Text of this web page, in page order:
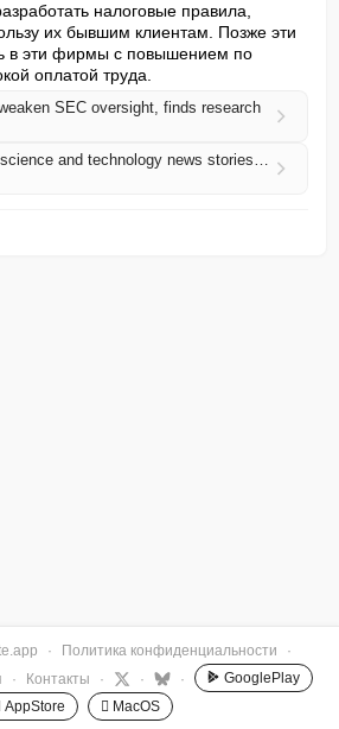
налоговые правила,
их бывшим клиентам. Позже эти
в эти фирмы с повышением по
оплатой труда.
SEC oversight, finds research
Phys.org | latest science and technology news stories на русском RSS
· Политика конфиденциальности
·
· Контакты · · ·
GooglePlay
AppStore
 MacOS